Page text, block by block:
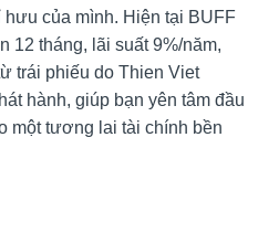
của mình. Hiện tại BUFF
12 tháng, lãi suất 9%/năm,
trái phiếu do Thien Viet
hành, giúp bạn yên tâm đầu
một tương lai tài chính bền